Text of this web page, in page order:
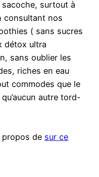
surtout à
consultant nos
( sans sucres
détox ultra
sans oublier les
riches en eau
commodes que le
autre tord-
propos de sur ce